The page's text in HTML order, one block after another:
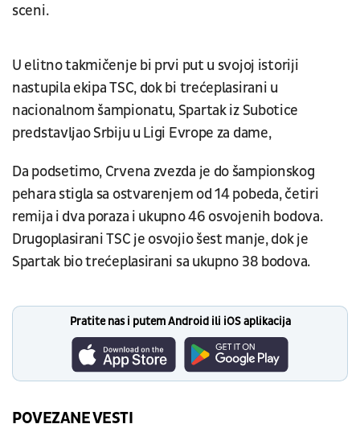
sceni.
U elitno takmičenje bi prvi put u svojoj istoriji
nastupila ekipa TSC, dok bi trećeplasirani u
nacionalnom šampionatu, Spartak iz Subotice
predstavljao Srbiju u Ligi Evrope za dame,
Da podsetimo, Crvena zvezda je do šampionskog
pehara stigla sa ostvarenjem od 14 pobeda, četiri
remija i dva poraza i ukupno 46 osvojenih bodova.
Drugoplasirani TSC je osvojio šest manje, dok je
Spartak bio trećeplasirani sa ukupno 38 bodova.
Pratite nas i putem Android ili iOS aplikacija
POVEZANE VESTI